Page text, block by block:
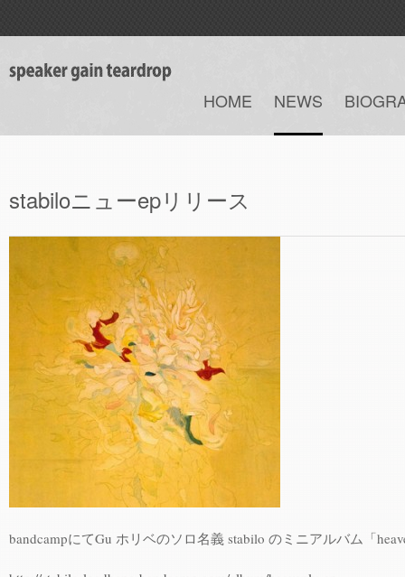
HOME NEWS
stabiloニューepリリース
bandcampにてGu ホリベのソロ名義 stabilo のミニアルバム「